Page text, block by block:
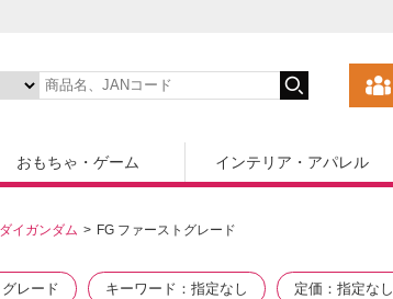
おもちゃ・ゲーム インテリア・アパレル
イガンダム FG ファーストグレード
レード キーワード 指定なし 定価 指定なし